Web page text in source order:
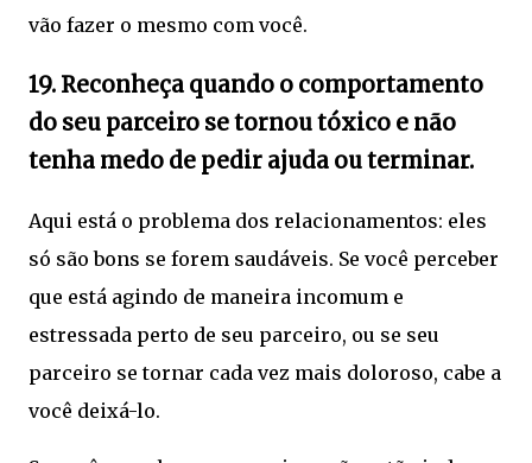
vão fazer o mesmo com você.
19. Reconheça quando o comportamento
do seu parceiro se tornou tóxico e não
tenha medo de pedir ajuda ou terminar.
Aqui está o problema dos relacionamentos: eles
só são bons se forem saudáveis. Se você perceber
que está agindo de maneira incomum e
estressada perto de seu parceiro, ou se seu
parceiro se tornar cada vez mais doloroso, cabe a
você deixá-lo.